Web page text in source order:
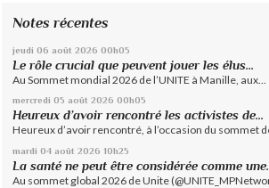
Notes récentes
jeudi 06 août 2026 00h05
Le rôle crucial que peuvent jouer les élus...
Au Sommet mondial 2026 de l’UNITE à Manille, aux...
mercredi 05 août 2026 00h05
Heureux d’avoir rencontré les activistes de...
Heureux d’avoir rencontré, à l’occasion du sommet
mardi 04 août 2026 10h25
La santé ne peut être considérée comme
Au sommet global 2026 de Unite